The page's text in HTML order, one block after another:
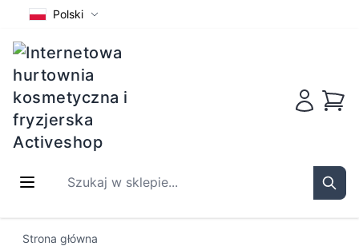
Polski
Szukaj w sklepie...
Strona główna